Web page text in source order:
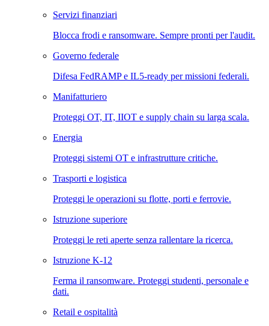
Servizi finanziari
Blocca frodi e ransomware. Sempre pronti per l'audit.
Governo federale
Difesa FedRAMP e IL5-ready per missioni federali.
Manifatturiero
Proteggi OT, IT, IIOT e supply chain su larga scala.
Energia
Proteggi sistemi OT e infrastrutture critiche.
Trasporti e logistica
Proteggi le operazioni su flotte, porti e ferrovie.
Istruzione superiore
Proteggi le reti aperte senza rallentare la ricerca.
Istruzione K-12
Ferma il ransomware. Proteggi studenti, personale e
dati.
Retail e ospitalità